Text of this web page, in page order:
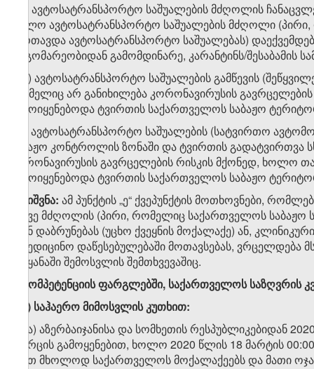
ე.გ) ავტოსატრანსპორტო საშუალების მძღოლის
ხოლო ავტოსატრანსპორტო საშუალების მძღოლი
მართავდა ავტოსატრანსპორტო საშუალებას)
მდგომარეობიდან გამომდინარე, კარანტინს/შესაბამის
ე.დ) ავტოსატრანსპორტო საშუალების გამწევის
რომელიც არ განიხილება კორონავირუსის
გამოიყენებოდა ტვირთის საქართველოს საბაჟო
ე.ე) ავტოსატრანსპორტო საშუალების (სატვირთო
საბაჟო კონტროლის ზონაში და ტვირთის გადატვირთვა
კორონავირუსის გავრცელების რისკის მქონედ, ხოლო
გამოიყენებოდა ტვირთის საქართველოს საბაჟო
შენიშვნა: ამ პუნქტის „ე“ ქვეპუნქტის მოთხოვნები,
ასევე მძღოლის (პირი, რომელიც საქართველოს
უკან დაბრუნებას (უცხო ქვეყნის მოქალაქე) ან,
სამედიცინო დაწესებულებაში მოთავსებას, ვრცელდება
ქვეყანაში შემოსვლის შემთხვევაშიც.
კომპეტენციისფარგლებში, საქართველოს საზღვრის
) საჰაერომიმოსვლისკუთხით:
ვ.ა.ა) აზერბაიჯანისა და სომხეთის რესპუბლიკებიდან
სივრცის გამოყენებით, ხოლო 2020 წლის 18 მარტის
აქვთ მხოლოდ საქართველოს მოქალაქეებს და მათი